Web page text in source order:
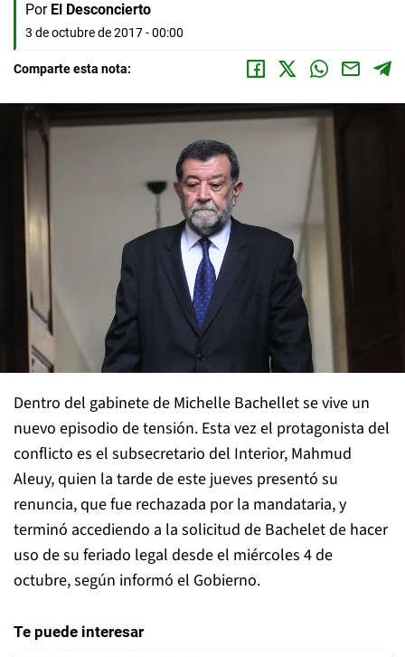
Por El Desconcierto
3 de octubre de 2017 - 00:00
Comparte esta nota:
Dentro del gabinete de Michelle Bachellet se vive un
nuevo episodio de tensión. Esta vez el protagonista del
conflicto es el subsecretario del Interior, Mahmud
Aleuy, quien la tarde de este jueves presentó su
renuncia, que fue rechazada por la mandataria, y
terminó accediendo a la solicitud de Bachelet de hacer
uso de su feriado legal desde el miércoles 4 de
octubre, según informó el Gobierno.
Te puede interesar